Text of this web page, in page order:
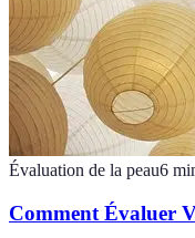
Évaluation de la peau6
Comment Évaluer